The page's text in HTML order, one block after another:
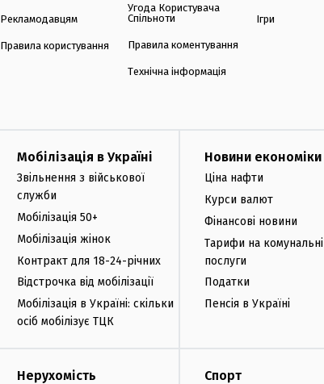
Рекламодавцям
Правила користування
Угода Користувача
Спільноти
Правила коментування
Технічна інформація
Ігри
Мобілізація в Україні
Звільнення з військової
служби
Мобілізація 50+
Мобілізація жінок
Контракт для 18-24-річних
Відстрочка від мобілізації
Мобілізація в Україні: скільки
осіб мобілізує ТЦК
Новини економіки
Ціна нафти
Курси валют
Фінансові новини
Тарифи на комунальні
послуги
Податки
Пенсія в Україні
Нерухомість Спорт